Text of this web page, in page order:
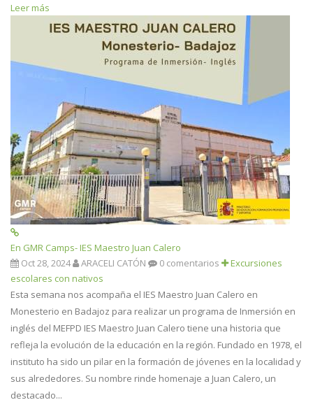
Leer más
En GMR Camps- IES Maestro Juan Calero
Oct 28, 2024
ARACELI CATÓN 0 comentarios
Excursiones
escolares con nativos
Esta semana nos acompaña el IES Maestro Juan Calero en
Monesterio en Badajoz para realizar un programa de Inmersión en
inglés del MEFPD IES Maestro Juan Calero tiene una historia que
refleja la evolución de la educación en la región. Fundado en 1978, el
instituto ha sido un pilar en la formación de jóvenes en la localidad y
sus alrededores. Su nombre rinde homenaje a Juan Calero, un
destacado...